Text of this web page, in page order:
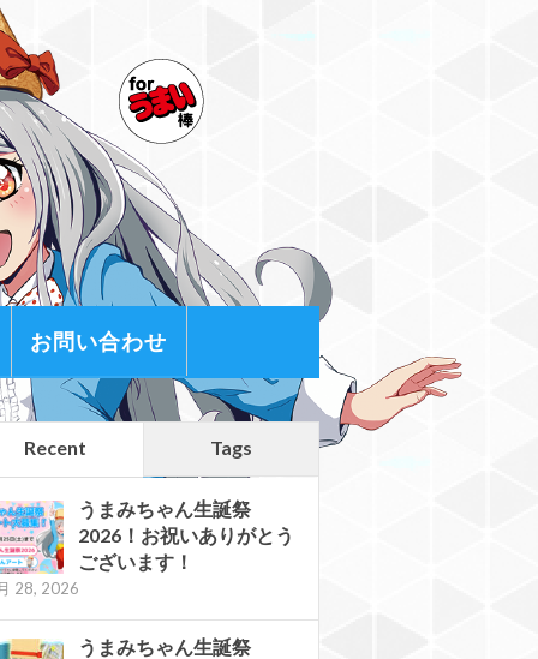
お問い合わせ
Recent Tags
うまみちゃん生誕祭
2026！お祝いありがとう
ございます！
28, 2026
うまみちゃん生誕祭